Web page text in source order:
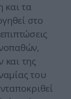
και τα
στο
της
του